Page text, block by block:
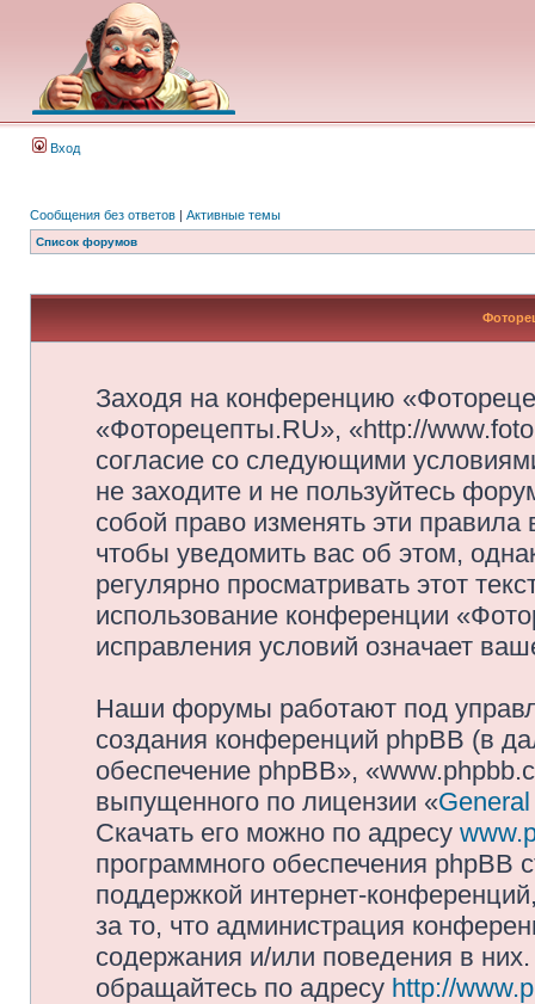
Вход
Сообщения без ответов | Активные темы
Список форумов
Заходя на конференцию
«Фоторецепты.RU», «http://
согласие со следующими
не заходите и не пользуйтесь
собой право изменять эти
чтобы уведомить вас об этом,
регулярно просматривать этот
использование конференции
исправления условий означает
Наши форумы работают под
создания конференций phpBB (в
обеспечение phpBB»,
выпущенного по лицензии «
Скачать его можно по адресу
программного обеспечения phpBB
поддержкой интернет-
за то, что администрация
содержания и/или поведения в
обращайтесь по адресу http://